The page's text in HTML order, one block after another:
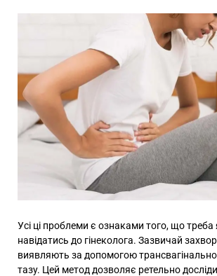
Усі ці проблеми є ознаками того, що
навідатись до гінеколога. Зазвичай
виявляють за допомогою
тазу. Цей метод дозволяє ретельно